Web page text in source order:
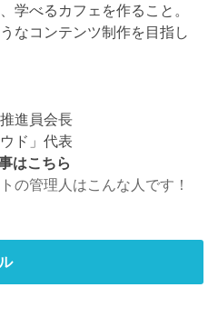
学べるカフェを作ること。
なコンテンツ制作を目指し
進員会長
ド」代表
はこちら
の管理人はこんな人です！